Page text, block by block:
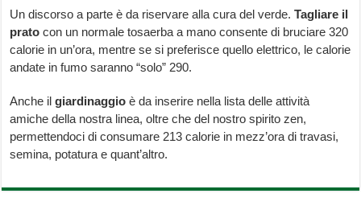
Un discorso a parte è da riservare alla cura del verde.Tagliare il
prato con un normale tosaerba a mano consente di bruciare 320
calorie in un’ora, mentre se si preferisce quello elettrico, le calorie
andate in fumo saranno “solo” 290.
Anche ilgiardinaggio è da inserire nella lista delle attività
amiche della nostra linea, oltre che del nostro spirito zen,
permettendoci di consumare 213 calorie in mezz’ora di travasi,
semina, potatura e quant’altro.